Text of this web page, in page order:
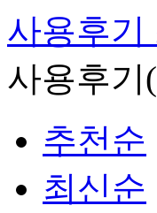
사용후기
사용후기
추천순
최신순